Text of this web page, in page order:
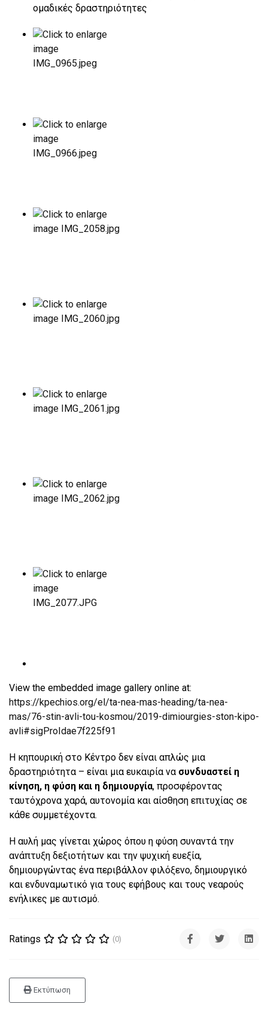
ομαδικές δραστηριότητες
View the embedded image gallery online at:
https://kpechios.org/el/ta-nea-mas-heading/ta-nea-
mas/76-stin-avli-tou-kosmou/2019-dimiourgies-ston-kipo-
avli#sigProIdae7f225f91
Η κηπουρική στο Κέντρο δεν είναι απλώς μια
δραστηριότητα – είναι μια ευκαιρία να συνδυαστεί η
κίνηση, η φύση και η δημιουργία, προσφέροντας
ταυτόχρονα χαρά, αυτονομία και αίσθηση επιτυχίας σε
κάθε συμμετέχοντα.
Η αυλή μας γίνεται χώρος όπου η φύση συναντά την
ανάπτυξη δεξιοτήτων και την ψυχική ευεξία,
δημιουργώντας ένα περιβάλλον φιλόξενο, δημιουργικό
και ενδυναμωτικό για τους εφήβους και τους νεαρούς
ενήλικες με αυτισμό.
Ratings (0)
Εκτύπωση